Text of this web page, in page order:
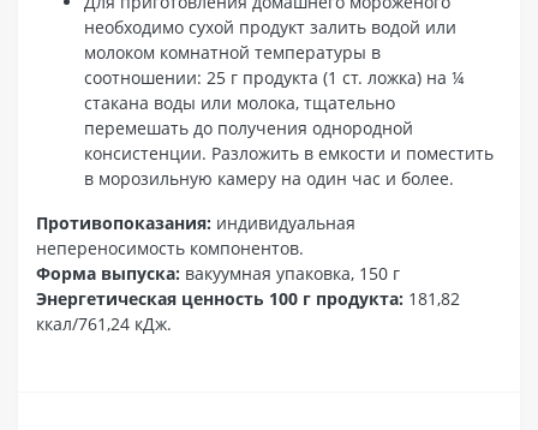
необходимо сухой продукт залить водой или
молоком комнатной температуры в
соотношении: 25 г продукта (1 ст. ложка) на ¼
стакана воды или молока, тщательно
перемешать до получения однородной
консистенции. Разложить в емкости и поместить
в морозильную камеру на один час и более.
Противопоказания: индивидуальная
непереносимость компонентов.
Форма выпуска: вакуумная упаковка, 150 г
Энергетическая ценность 100 г продукта: 181,82
ккал/761,24 кДж.